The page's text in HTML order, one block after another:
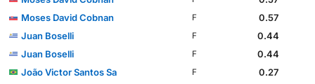
Moses David Cobnan
F
0.57
Juan Boselli
F
0.44
Juan Boselli
F
0.44
João Victor Santos Sa
F
0.27